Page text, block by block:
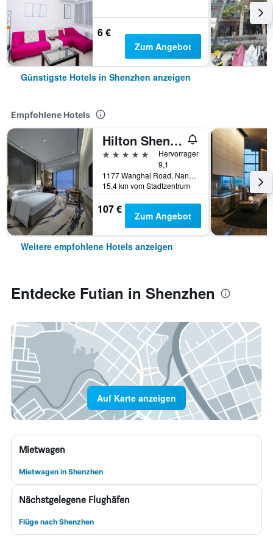
6 €
Zum Angebot
Günstigste Hotels in Shenzhen anzeigen
Empfohlene Hotels
Hilton Shenzhen Shekou Nanhai
5 Sterne
Hervorragend
9,1
1177 Wanghai Road, Nanshan District, Shenzhen, China
15,4 km vom Stadtzentrum
107 € Zum Angebot
Weitere empfohlene Hotels anzeigen
Entdecke Futian in Shenzhen
Auf Karte anzeigen
Mietwagen
Mietwagen in Shenzhen
Nächstgelegene Flughäfen
Flüge nach Shenzhen